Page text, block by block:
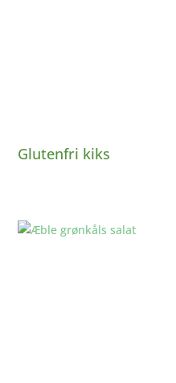
Glutenfri kiks